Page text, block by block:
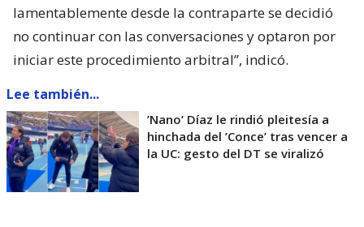
lamentablemente desde la contraparte se decidió
no continuar con las conversaciones y optaron por
iniciar este procedimiento arbitral”, indicó.
Lee también...
’Nano’ Díaz le rindió pleitesía a
hinchada del ’Conce’ tras vencer a
la UC: gesto del DT se viralizó